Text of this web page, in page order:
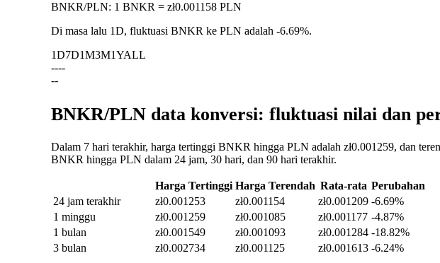
BNKR/PLN: 1 BNKR = zł0.001158 PLN
Di masa lalu 1D, fluktuasi BNKR ke PLN adalah -6.69%.
1D7D1M3M1YALL
----
--
BNKR/PLN data konversi: fluktuasi nilai dan
Dalam 7 hari terakhir, harga tertinggi BNKR hingga PLN adalah zł0.001259, dan
BNKR hingga PLN dalam 24 jam, 30 hari, dan 90 hari terakhir.
Harga Tertinggi Harga Terendah Rata-rata Perubahan
24 jam terakhir
zł0.001253 zł0.001154 zł0.001209 -6.69%
1 minggu
zł0.001259 zł0.001085 zł0.001177 -4.87%
1 bulan
zł0.001549 zł0.001093 zł0.001284 -18.82%
3 bulan
zł0.002734 zł0.001125 zł0.001613 -6.24%